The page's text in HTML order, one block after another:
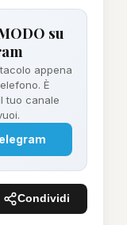
su
appena
È
tuo canale
Condividi